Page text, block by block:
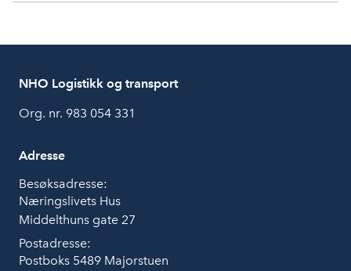
NHO Logistikk og transport
Org. nr. 983 054 331
Adresse
Besøksadresse:
Næringslivets Hus
Middelthuns gate 27
Postadresse:
Postboks 5489 Majorstuen